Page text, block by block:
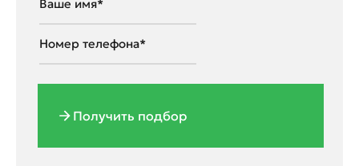
Получить подбор